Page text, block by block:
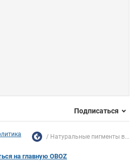
Подписаться
Натуральные пигменты в...
на главную OBOZ